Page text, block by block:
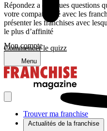
Mon compte
Menu
Trouver ma franchise
Actualités de la franchise
Répondez a quelques questions
votre compatibilité avec les
présenter les franchises avec
le plus d’affinité
Commencer le quizz